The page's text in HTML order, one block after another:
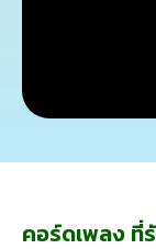
คอร์ดเพลง ที่